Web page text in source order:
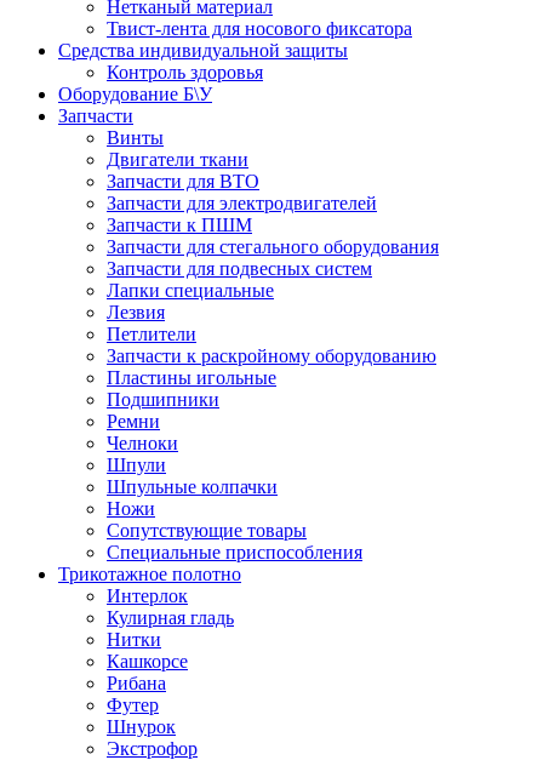
Нетканый материал
Твист-лента для носового фиксатора
Средства индивидуальной защиты
Контроль здоровья
Оборудование Б\У
Запчасти
Винты
Двигатели ткани
Запчасти для ВТО
Запчасти для электродвигателей
Запчасти к ПШМ
Запчасти для стегального оборудования
Запчасти для подвесных систем
Лапки специальные
Лезвия
Петлители
Запчасти к раскройному оборудованию
Пластины игольные
Подшипники
Ремни
Челноки
Шпули
Шпульные колпачки
Ножи
Сопутствующие товары
Специальные приспособления
Трикотажное полотно
Интерлок
Кулирная гладь
Нитки
Кашкорсе
Рибана
Футер
Шнурок
Экстрофор